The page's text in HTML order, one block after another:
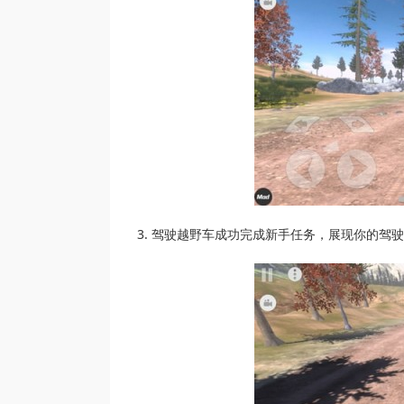
3. 驾驶越野车成功完成新手任务，展现你的驾